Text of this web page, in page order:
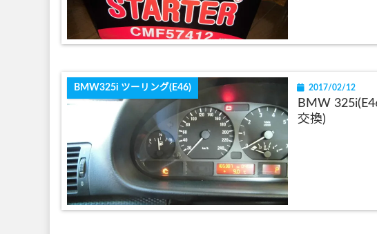
BMW325i ツーリング(E46) 2017/02/12
BMW
交換)